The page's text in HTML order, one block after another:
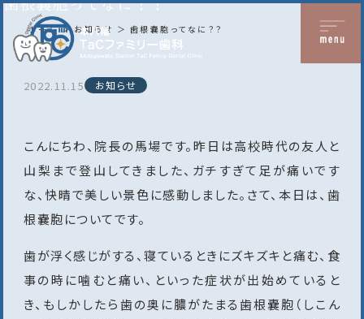
ホーム お知らせ 歯根嚢胞ってなに？？
2022.11.15 お知らせ
こんにちわ、院長の馬場です。昨日は高校時代の友人と
山梨まで登山してきました、ガチすぎて足が痛いです
な、快晴で美しい景色に感動しました。さて、本日は、歯
根嚢胞についてです。
歯が浮く感じがする、寝ているときにズキズキと痛む、食
事の時に噛むと痛い、といった症状が出始めていると
き、もしかしたら歯の奥に膿がたまる歯根嚢胞（しこん